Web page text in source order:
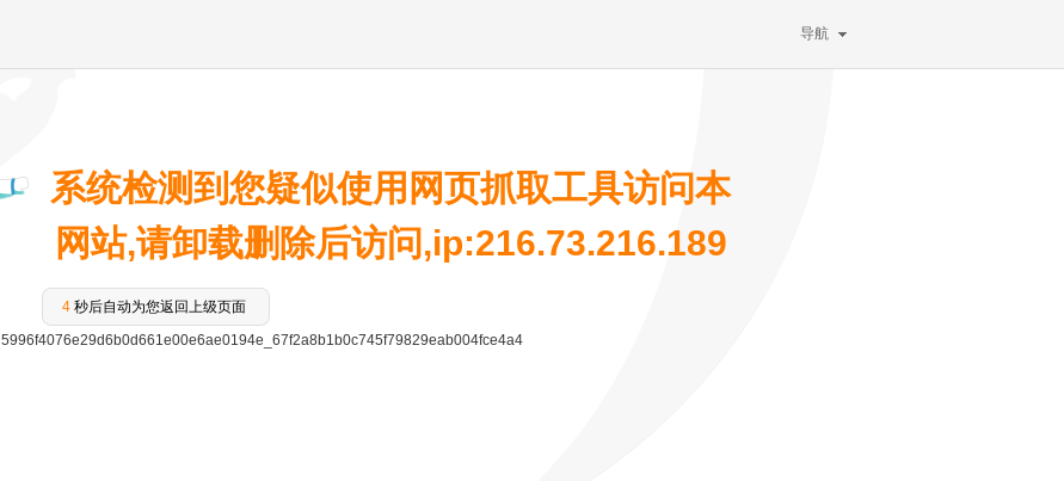
导航
系统检测到您疑似使用网页抓取工具访问本
网站,请卸载删除后访问,ip:216.73.216.189
4 秒后自动为您返回上级页面
5996f4076e29d6b0d661e00e6ae0194e_67f2a8b1b0c745f79829eab004fce4a4